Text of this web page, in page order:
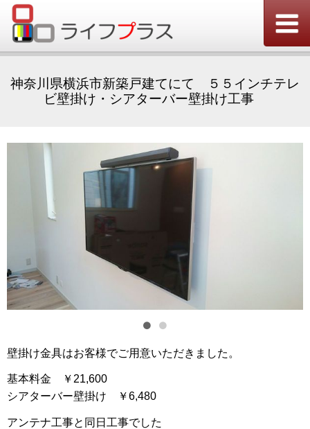
神奈川県横浜市新築戸建てにて ５５インチテレ
ビ壁掛け・シアターバー壁掛け工事
壁掛け金具はお客様でご用意いただきました。
基本料金 ￥21,600
シアターバー壁掛け ￥6,480
アンテナ工事と同日工事でした